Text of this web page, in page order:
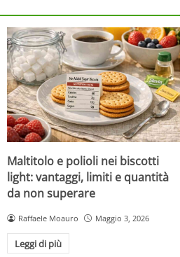
Maltitolo e polioli nei biscotti
light: vantaggi, limiti e quantità
da non superare
Raffaele Moauro Maggio 3, 2026
Leggi di più